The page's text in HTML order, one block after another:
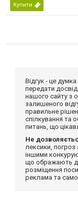
Купити
Відгук - це
передати
нашого сайту з
залишеного
правильне
спілкування та
питань, що
Не
лексики, погроз
іншими
що ображають
розміщення
реклама та